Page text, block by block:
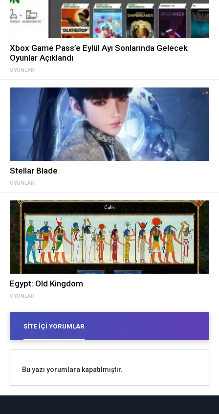
OYUNLAR
Xbox Game Pass’e Eylül Ayı Sonlarında Gelecek
Oyunlar Açıklandı
OYUNLAR
Stellar Blade
OYUNLAR
Egypt: Old Kingdom
SITE İÇI YORUMLAR
Bu yazı yorumlara kapatılmıştır.